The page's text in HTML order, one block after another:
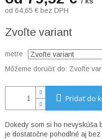
od 64,65 € bez DPH
cena:
Zvoľte variant
metre
Môžeme doručiť do: Zvoľte
Pridať do
Dokedy som si ho nevyskúša
je dostatočne pohodlné aj